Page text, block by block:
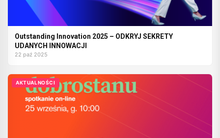
Outstanding Innovation 2025 – ODKRYJ SEKRETY
UDANYCH INNOWACJI
22 paź 2025
AKTUALNOŚCI